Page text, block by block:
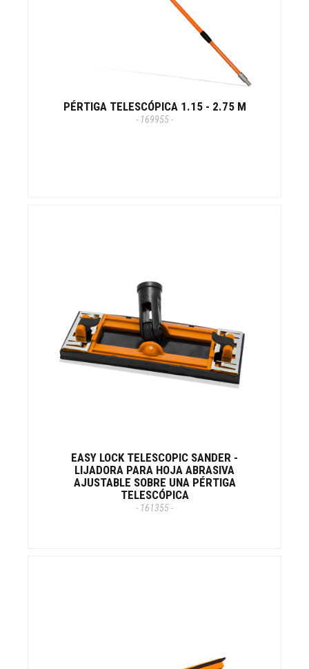
PÉRTIGA TELESCÓPICA 1.15 - 2.75 M
- 169955 -
EASY LOCK TELESCOPIC SANDER -
LIJADORA PARA HOJA ABRASIVA
AJUSTABLE SOBRE UNA PÉRTIGA
TELESCÓPICA
- 161355 -